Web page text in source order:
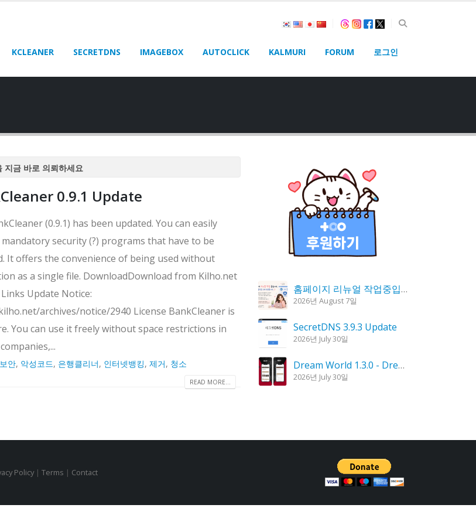
KCLEANER SECRETDNS IMAGEBOX AUTOCLICK KALMURI FORUM 로그인
지금 바로 의뢰하세요
금 바로 의뢰하세요
금 바로 의뢰하세요
지금 바로 의뢰하세요
지금 바로 의뢰하세요
0.9.1 Update
(0.9.1) has been updated. You can easily
security (?) programs that have to be
It offers the convenience of being used without
as a single file. DownloadDownload from Kilho.net
Update Notice:
archives/notice/2940 License BankCleaner is
You can use it freely without space restrictions in
보안, 악성코드, 은행클리너, 인터넷뱅킹,제거, 청소
READ MORE...
홈페이지 리뉴얼 작업중입니다.
2026년 August 7일
SecretDNS 3.9.3 Update
2026년 July 30일
Dream World 1.3.0 - Dream Interpretation, Dream Analysis
2026년 July 30일
Goblin Candle 1.6.0 Update
Policy| Terms | Contact